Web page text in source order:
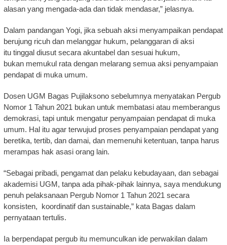
alasan yang mengada-ada dan tidak mendasar,” jelasnya.
Dalam pandangan Yogi, jika sebuah aksi menyampaikan pendapat
berujung ricuh dan melanggar hukum, pelanggaran di aksi
itu tinggal diusut secara akuntabel dan sesuai hukum,
bukan memukul rata dengan melarang semua aksi penyampaian
pendapat di muka umum.
Dosen UGM Bagas Pujilaksono sebelumnya menyatakan Pergub
Nomor 1 Tahun 2021 bukan untuk membatasi atau memberangus
demokrasi, tapi untuk mengatur penyampaian pendapat di muka
umum. Hal itu agar terwujud proses penyampaian pendapat yang
beretika, tertib, dan damai, dan memenuhi ketentuan, tanpa harus
merampas hak asasi orang lain.
“Sebagai pribadi, pengamat dan pelaku kebudayaan, dan sebagai
akademisi UGM, tanpa ada pihak-pihak lainnya, saya mendukung
penuh pelaksanaan Pergub Nomor 1 Tahun 2021 secara
konsisten, koordinatif dan sustainable,” kata Bagas dalam
pernyataan tertulis.
Ia berpendapat pergub itu memunculkan ide perwakilan dalam